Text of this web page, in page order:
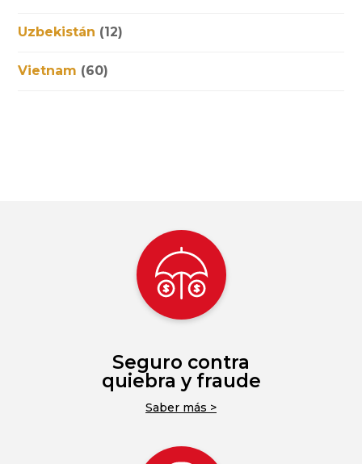
Uzbekistán (12)
Vietnam (60)
Seguro contra
quiebra y fraude
Saber más >